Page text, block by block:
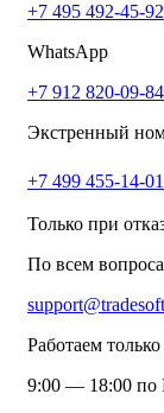
+7 495 492-45-92
WhatsApp
+7 912 820-09-84
Экстренный
+7 499 455-14-01
Только при
По всем
Работаем
9:00 — 18:00 по